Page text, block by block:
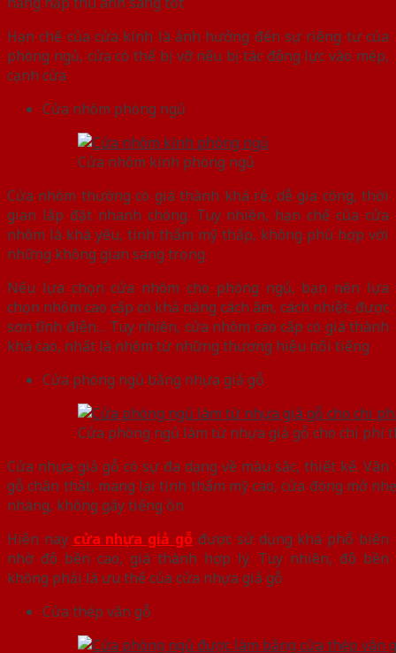
Hạn chế của cửa kính là ảnh hưởng đến sự riêng tư của
phòng ngủ, cửa có thể bị vỡ nếu bị tác động lực vào mép,
cạnh cửa
Cửa nhôm phòng ngủ
Cửa nhôm kính phòng ngủ
Cửa nhôm thường có giá thành khá rẻ, dễ gia công, thời
gian lắp đặt nhanh chóng. Tuy nhiên, hạn chế của cửa
nhôm là khá yếu, tính thẩm mỹ thấp, không phù hợp với
những không gian sang trọng
Nếu lựa chọn cửa nhôm cho phòng ngủ, bạn nên lựa
chọn nhôm cao cấp có khả năng cách âm, cách nhiệt, được
sơn tĩnh điện… Tuy nhiên, cửa nhôm cao cấp có giá thành
khá cao, nhất là nhôm từ những thương hiệu nổi tiếng
Cửa phòng ngủ bằng nhựa giả gỗ
Cửa phòng ngủ làm từ nhựa giả gỗ cho chi phí
Cửa nhựa giả gỗ có sự đa dạng về màu sắc, thiết kế. Vân
gỗ chân thật, mang lại tính thẩm mỹ cao, cửa đóng mở nhẹ
nhàng, không gây tiếng ồn
Hiện nay cửa nhựa giả gỗ được sử dụng khá phổ biến
nhờ độ bền cao, giá thành hợp lý. Tuy nhiên, độ bền
không phải là ưu thế của cửa nhựa giả gỗ
Cửa thép vân gỗ